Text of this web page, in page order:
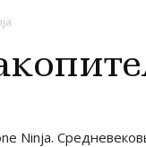
Ninja.